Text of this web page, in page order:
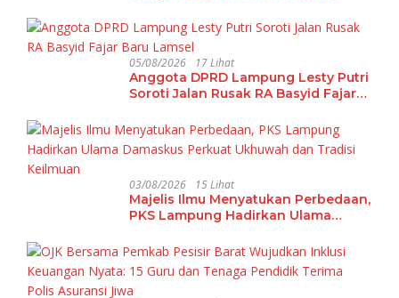
05/08/2026 17 Lihat
Anggota DPRD Lampung Lesty Putri
Soroti Jalan Rusak RA Basyid Fajar
03/08/2026 15 Lihat
Majelis Ilmu Menyatukan Perbedaan,
PKS Lampung Hadirkan Ulama
Tradisi Keilmuan